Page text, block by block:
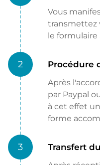
Vous
transmettez
le formulaire
2 Procédure
Après
par Paypal
à cet effet
forme
3 Transfert